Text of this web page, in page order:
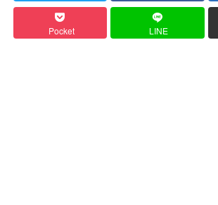
Pocket LINE